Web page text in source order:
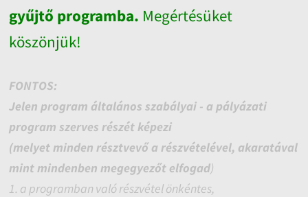
gyűjtő programba. Megértésüket
köszönjük!
FONTOS:
Jelen program általános szabályai - a pályázati
program szerves részét képezi
(melyet minden résztvevő a részvételével, akaratával
mint mindenben megegyezőt elfogad)
1. a programban való részvétel önkéntes,